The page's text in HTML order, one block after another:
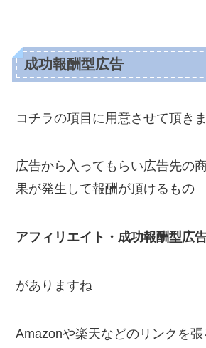
成功報酬型広告
コチラの項目に用意させて頂き
広告から入ってもらい広告先の
果が発生して報酬が頂けるもの
アフィリエイト・成功報酬型広
がありますね
Amazonや楽天などのリンクを